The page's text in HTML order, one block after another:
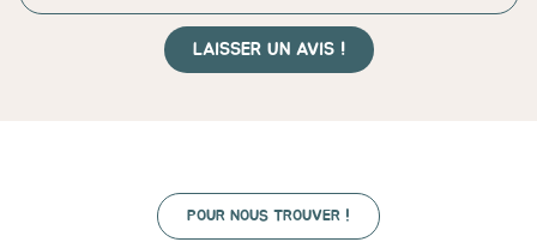
LAISSER UN AVIS !
POUR NOUS TROUVER !